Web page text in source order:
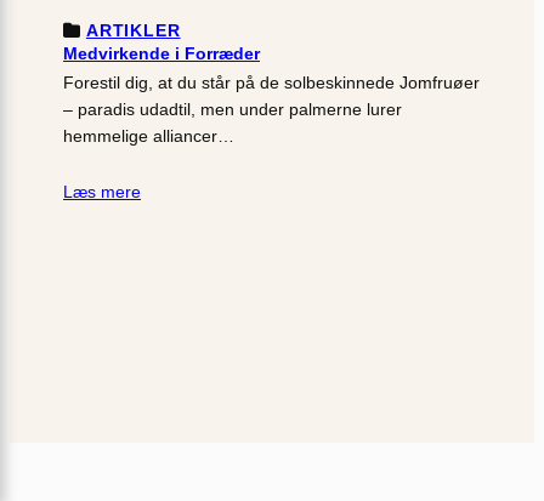
ARTIKLER
Medvirkende i Forræder
Forestil dig, at du står på de solbeskinnede Jomfruøer
– paradis udadtil, men under palmerne lurer
hemmelige alliancer…
Læs mere